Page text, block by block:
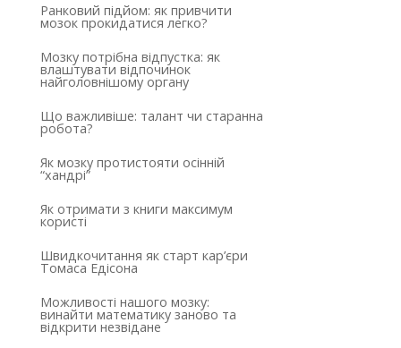
Ранковий підйом: як привчити
мозок прокидатися легко?
Мозку потрібна відпустка: як
влаштувати відпочинок
найголовнішому органу
Що важливіше: талант чи старанна
робота?
Як мозку протистояти осінній
“хандрі”
Як отримати з книги максимум
користі
Швидкочитання як старт кар’єри
Томаса Едісона
Можливості нашого мозку:
винайти математику заново та
відкрити незвідане